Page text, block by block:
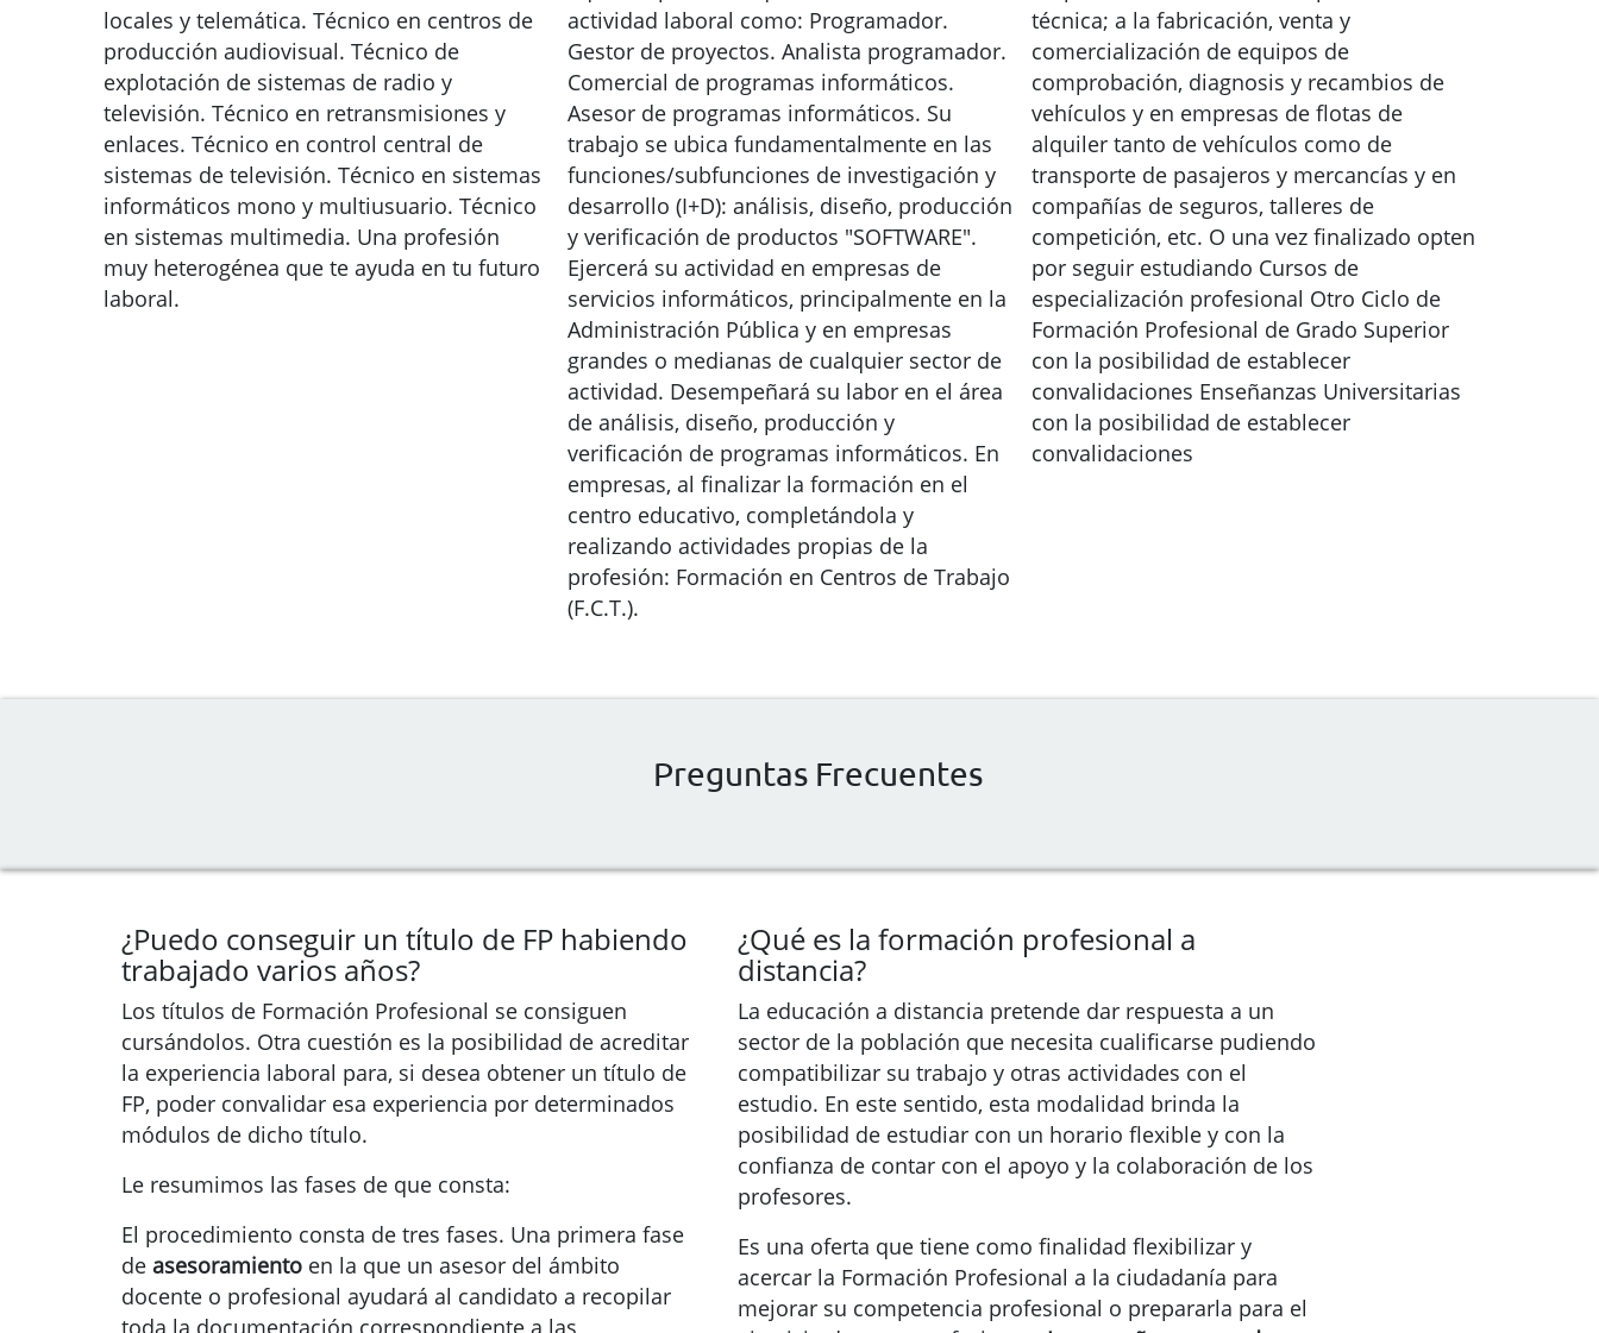
locales y telemática. Técnico en centros de
producción audiovisual. Técnico de
explotación de sistemas de radio y
televisión. Técnico en retransmisiones y
enlaces. Técnico en control central de
sistemas de televisión. Técnico en sistemas
informáticos mono y multiusuario. Técnico
en sistemas multimedia. Una profesión
muy heterogénea que te ayuda en tu futuro
laboral.
actividad laboral como: Programador.
Gestor de proyectos. Analista programador.
Comercial de programas informáticos.
Asesor de programas informáticos. Su
trabajo se ubica fundamentalmente en las
funciones/subfunciones de investigación y
desarrollo (I+D): análisis, diseño, producción
y verificación de productos "SOFTWARE".
Ejercerá su actividad en empresas de
servicios informáticos, principalmente en la
Administración Pública y en empresas
grandes o medianas de cualquier sector de
actividad. Desempeñará su labor en el área
de análisis, diseño, producción y
verificación de programas informáticos. En
empresas, al finalizar la formación en el
centro educativo, completándola y
realizando actividades propias de la
profesión: Formación en Centros de Trabajo
(F.C.T.).
técnica; a la fabricación, venta y
comercialización de equipos de
comprobación, diagnosis y recambios de
vehículos y en empresas de flotas de
alquiler tanto de vehículos como de
transporte de pasajeros y mercancías y en
compañías de seguros, talleres de
competición, etc. O una vez finalizado opten
por seguir estudiando Cursos de
especialización profesional Otro Ciclo de
Formación Profesional de Grado Superior
con la posibilidad de establecer
convalidaciones Enseñanzas Universitarias
con la posibilidad de establecer
convalidaciones
Preguntas Frecuentes
¿Puedo conseguir un título de FP habiendo
trabajado varios años?
Los títulos de Formación Profesional se consiguen
cursándolos. Otra cuestión es la posibilidad de acreditar
la experiencia laboral para, si desea obtener un título de
FP, poder convalidar esa experiencia por determinados
módulos de dicho título.
Le resumimos las fases de que consta:
El procedimiento consta de tres fases. Una primera fase
de asesoramiento en la que un asesor del ámbito
docente o profesional ayudará al candidato a recopilar
toda la documentación correspondiente a las
¿Qué es la formación profesional a
distancia?
La educación a distancia pretende dar respuesta a un
sector de la población que necesita cualificarse pudiendo
compatibilizar su trabajo y otras actividades con el
estudio. En este sentido, esta modalidad brinda la
posibilidad de estudiar con un horario flexible y con la
confianza de contar con el apoyo y la colaboración de los
profesores.
Es una oferta que tiene como finalidad flexibilizar y
acercar la Formación Profesional a la ciudadanía para
mejorar su competencia profesional o prepararla para el